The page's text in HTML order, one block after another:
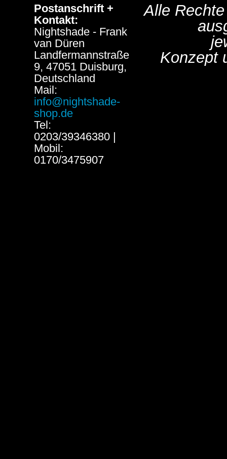
Postanschrift +
Kontakt:
Nightshade - Frank
van Düren
Landfermannstraße
9, 47051 Duisburg,
Deutschland
Mail:
info@nightshade-
shop.de
Tel:
0203/39346380 |
Mobil:
0170/3475907
Alle
Konzept